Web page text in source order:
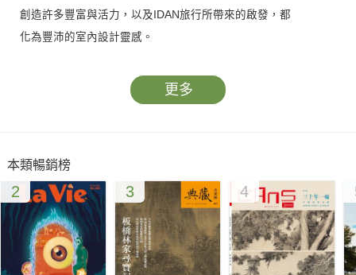
創造許多豐富與活力，以及IDAN旅行所帶來的啟發，都
化為豐沛的室內設計靈感。
更多
本類暢銷榜
2 3 4